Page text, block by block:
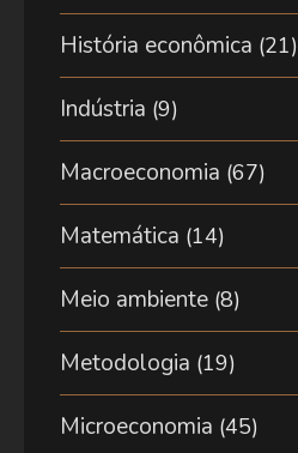
História econômica (21)
Indústria (9)
Macroeconomia (67)
Matemática (14)
Meio ambiente (8)
Metodologia (19)
Microeconomia (45)